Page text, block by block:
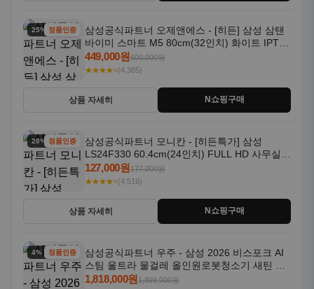
25% 할인정품인증
삼성공식파트너 오제앤에스 - [히든] 삼성 삼탠
바이미 스마트 M5 80cm(32인치) 화이트 IPTV
OTT 패키지
449,000원600,000원
★★★★⭐(4,385)
상품 자세히 N쇼핑구매
28% 할인정품인증
삼성공식파트너 모니칸 - [히든특가] 삼성
LS24F330 60.4cm(24인치) FULL HD 사무실/
컴퓨터 모니터
127,000원177,000원
★★★★⭐(4,516)
상품 자세히 N쇼핑구매
4% 할인정품인증
삼성공식파트너 우주 - 삼성 2026 비스포크 AI
스팀 울트라 물걸레 올인원로봇청소기 새틴 그
레이지 AAG
1,818,000원1,899,000원